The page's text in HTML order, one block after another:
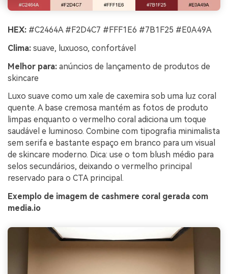
HEX: #C2464A #F2D4C7 #FFF1E6 #7B1F25 #E0A49A
Clima: suave, luxuoso, confortável
Melhor para: anúncios de lançamento de produtos de
skincare
Luxo suave como um xale de caxemira sob uma luz coral
quente. A base cremosa mantém as fotos de produto
limpas enquanto o vermelho coral adiciona um toque
saudável e luminoso. Combine com tipografia minimalista
sem serifa e bastante espaço em branco para um visual
de skincare moderno. Dica: use o tom blush médio para
selos secundários, deixando o vermelho principal
reservado para o CTA principal.
Exemplo de imagem de cashmere coral gerada com
media.io